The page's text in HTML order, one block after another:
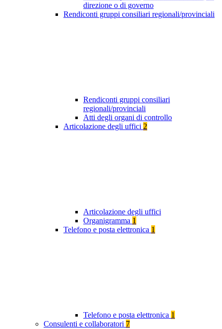
direzione o di governo
Rendiconti gruppi consiliari regionali/provinciali
Rendiconti gruppi consiliari
regionali/provinciali
Atti degli organi di controllo
Articolazione degli uffici 2
Articolazione degli uffici
Organigramma 1
Telefono e posta elettronica 1
Telefono e posta elettronica 1
Consulenti e collaboratori 7